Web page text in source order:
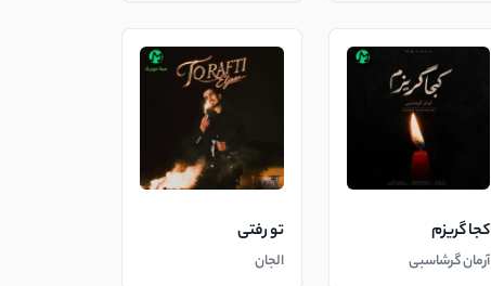
کجا گریزم
آرمان گرشاسبی
تو رفتی
الجان